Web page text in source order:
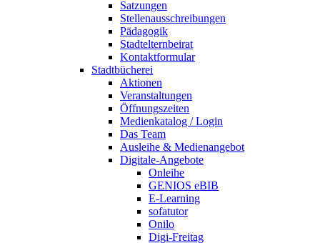
Satzungen
Stellenausschreibungen
Pädagogik
Stadtelternbeirat
Kontaktformular
Stadtbücherei
Aktionen
Veranstaltungen
Öffnungszeiten
Medienkatalog / Login
Das Team
Ausleihe & Medienangebot
Digitale-Angebote
Onleihe
GENIOS eBIB
E-Learning
sofatutor
Onilo
Digi-Freitag